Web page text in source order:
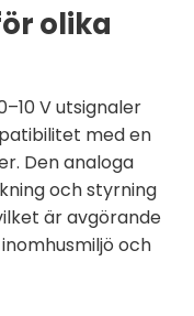
olika
V utsignaler
med en
Den analoga
och styrning
är avgörande
och